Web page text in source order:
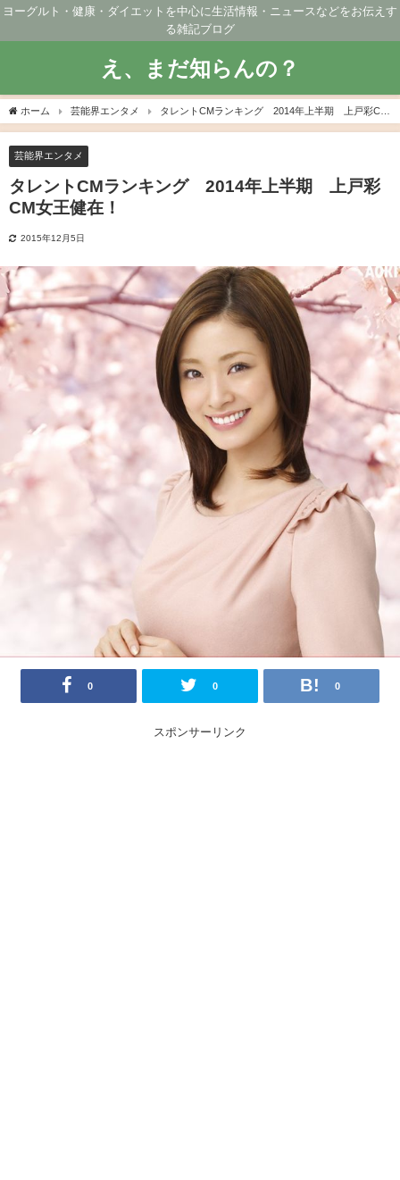
ヨーグルト・健康・ダイエットを中心に生活情報・ニュースなどをお伝えす
る雑記ブログ
え、まだ知らんの？
ホーム 芸能界エンタメ
タレントCMランキング 2014年上半期 上戸彩CM
女王健在！
芸能界エンタメ
タレントCMランキング 2014年上半期 上戸彩
CM女王健在！
2015年12月5日
0 0 0
スポンサーリンク